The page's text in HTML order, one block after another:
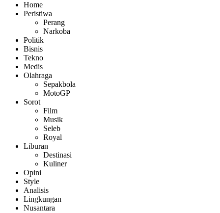
Home
Peristiwa
Perang
Narkoba
Politik
Bisnis
Tekno
Medis
Olahraga
Sepakbola
MotoGP
Sorot
Film
Musik
Seleb
Royal
Liburan
Destinasi
Kuliner
Opini
Style
Analisis
Lingkungan
Nusantara